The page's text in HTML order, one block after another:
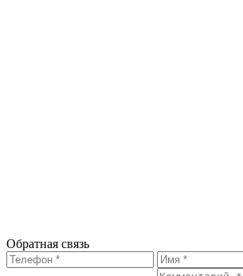
Обратная связь